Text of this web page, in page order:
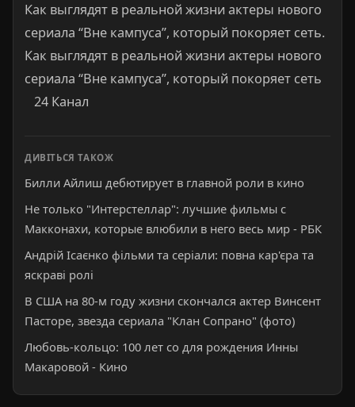
Как выглядят в реальной жизни актеры нового
сериала “Вне кампуса”, который покоряет сеть.
Как выглядят в реальной жизни актеры нового
сериала “Вне кампуса”, который покоряет сеть
24 Канал
ДИВІТЬСЯ ТАКОЖ
Билли Айлиш дебютирует в главной роли в кино
Не только "Интерстеллар": лучшие фильмы с
Макконахи, которые влюбили в него весь мир - РБК
Андрій Ісаєнко фільми та серіали: повна кар'єра та
яскраві ролі
В США на 80-м году жизни скончался актер Винсент
Пасторе, звезда сериала "Клан Сопрано" (фото)
Любовь-кольцо: 100 лет со для рождения Инны
Макаровой - Кино